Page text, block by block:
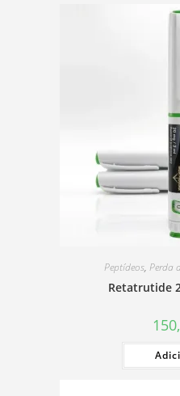
Peptídeos, Perda
Retatrutide